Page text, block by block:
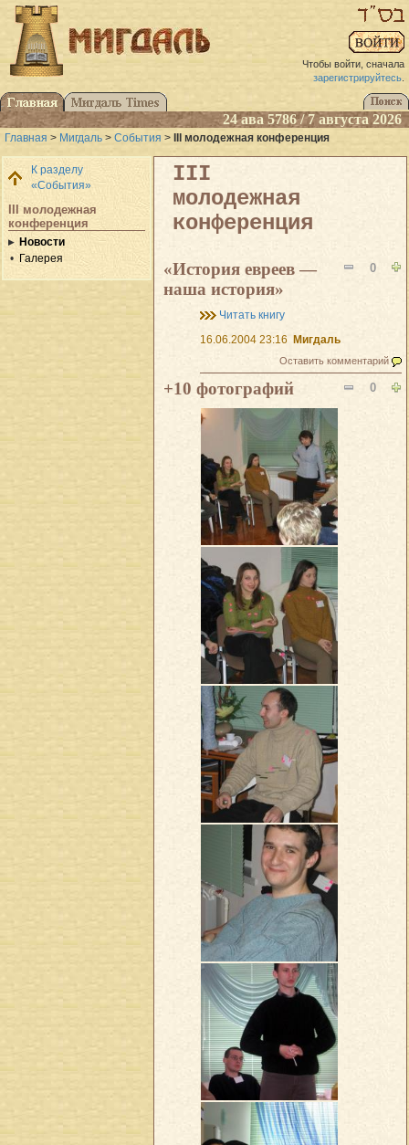
Чтобы войти, сначала
зарегистрируйтесь.
24 ава 5786 / 7 августа 2026
Главная > Мигдаль > События > III молодежная конференция
К разделу
«События»
III молодежная
конференция
Новости
Галерея
III
молодежная
конференция
0
«История евреев —
наша история»
Читать книгу
16.06.2004 23:16
Мигдаль
Оставить комментарий
0
+10 фотографий